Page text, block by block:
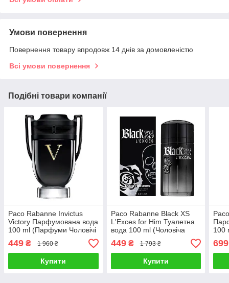
Умови повернення
Повернення товару впродовж 14 днів за домовленістю
Всі умови повернення
Подібні товари компанії
Paco Rabanne Invictus
Victory Парфумована вода
100 ml (Парфуми Чоловічі
Пако Рабан Інвіктус
Вікторі)
449 ₴ 1 960 ₴
Купити
Paco Rabanne Black XS
L'Exces for Him Туалетна
вода 100 ml (Чоловіча
парфумерія Paco
Rabanne Paco
Пакорабане)
449₴ 1 793 ₴
Купити
100
699